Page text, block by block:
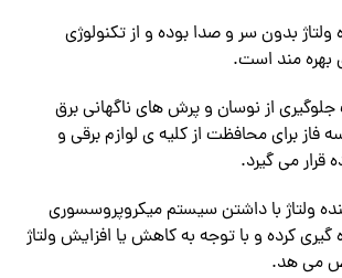
ولتاژ بدون سر و صدا بوده و از تکنولوژی
بهره مند است.
جلوگیری از نوسان و پرش های ناگهانی برق
فاز برای محافظت از کلیه ی لوازم برقی و
قرار می گیرد.
ولتاژ با داشتن سیستم میکروپروسسوری
گیری کرده و با توجه به کاهش یا افزایش ولتاژ
می هد.